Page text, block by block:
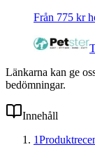
Från 775 kr
Länkarna kan ge
bedömningar.
Innehåll
1